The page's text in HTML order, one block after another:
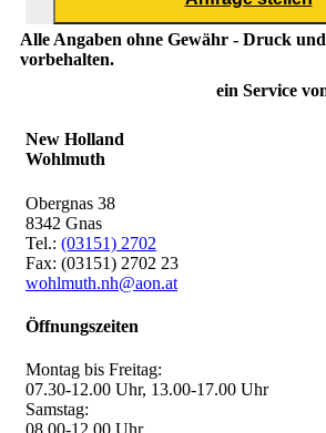
Alle Angaben ohne Gewähr - Druck
vorbehalten.
ein Service
New Holland
Wohlmuth
Obergnas 38
8342 Gnas
Tel.: (03151) 2702
Fax: (03151) 2702 23
wohlmuth.nh@aon.at
Öffnungszeiten
Montag bis Freitag:
07.30-12.00 Uhr, 13.00-17.00 Uhr
Samstag: